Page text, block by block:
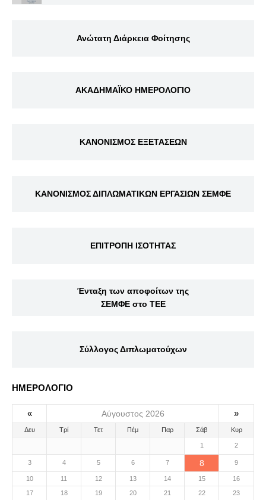
Ανώτατη Διάρκεια Φοίτησης
ΑΚΑΔΗΜΑΪΚΟ ΗΜΕΡΟΛΟΓΙΟ
ΚΑΝΟΝΙΣΜΟΣ ΕΞΕΤΑΣΕΩΝ
ΚΑΝΟΝΙΣΜΟΣ ΔΙΠΛΩΜΑΤΙΚΩΝ ΕΡΓΑΣΙΩΝ ΣΕΜΦΕ
ΕΠΙΤΡΟΠΗ ΙΣΟΤΗΤΑΣ
Ένταξη των αποφοίτων της
ΣΕΜΦΕ στο ΤΕΕ
Σύλλογος Διπλωματούχων
ΗΜΕΡΟΛΟΓΙΟ
« Αύγουστος 2026 »
Δευ Τρί Τετ Πέμ Παρ Σάβ Κυρ
1 2
3 4 5 6 7 8 9
10 11 12 13 14 15
16
17
18 19 20 21 22
23